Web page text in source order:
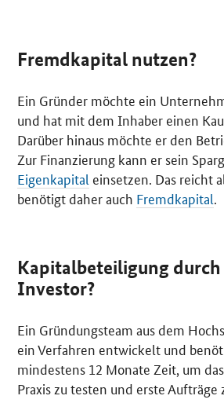
Fremdkapital nutzen?
Ein Gründer möchte ein
und hat mit dem Inhaber einen
Darüber hinaus möchte er den
Zur Finanzierung kann er sein
Eigenkapital einsetzen. Das reicht
benötigt daher auch Fremdkapital.
Kapitalbeteiligung durch
Investor?
Ein Gründungsteam aus dem
ein Verfahren entwickelt und
mindestens 12 Monate Zeit, um
Praxis zu testen und erste Aufträge